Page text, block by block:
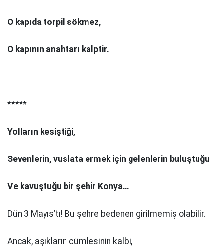
O kapıda torpil sökmez,
O kapının anahtarı kalptir.
*****
Yolların kesiştiği,
Sevenlerin, vuslata ermek için gelenlerin buluştuğu
Ve kavuştuğu bir şehir Konya…
Dün 3 Mayıs’tı! Bu şehre bedenen girilmemiş olabilir.
Ancak, aşıkların cümlesinin kalbi,